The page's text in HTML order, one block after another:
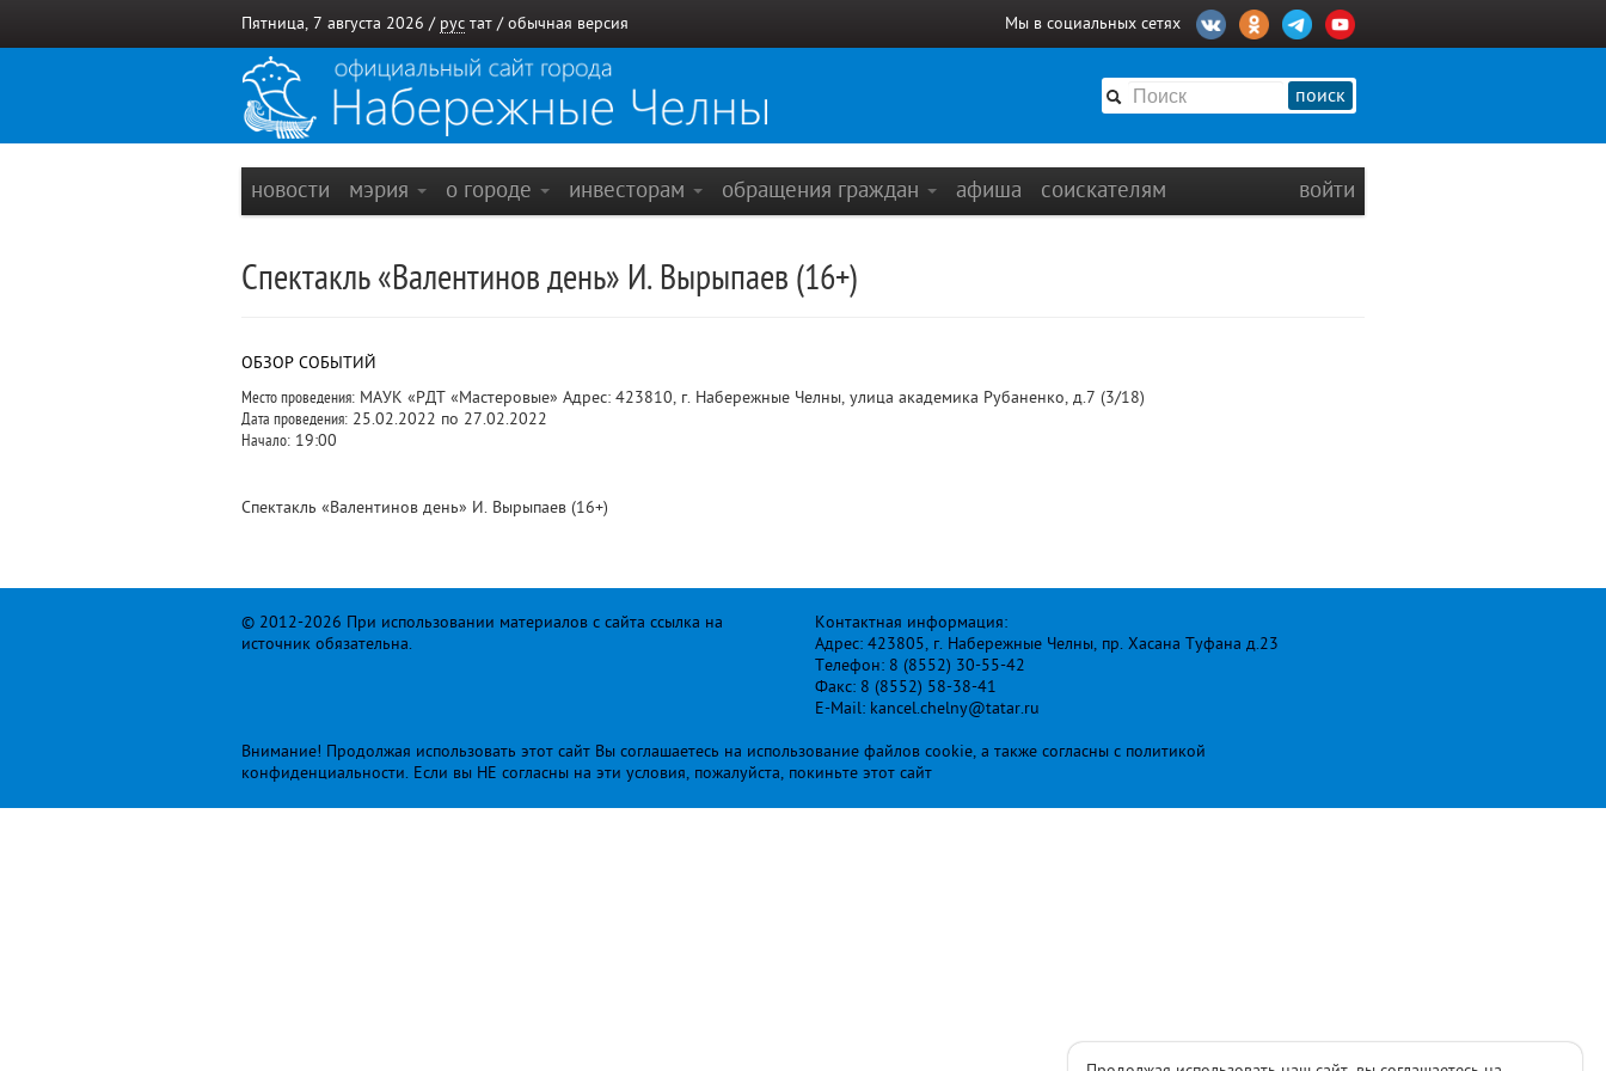
Пятница, 7 августа 2026 / рус тат / обычная версия Мы в социальных сетях
поиск
новости мэрия о городе инвесторам обращения граждан афиша соискателям войти
Спектакль «Валентинов день» И. Вырыпаев (16+)
ОБЗОР СОБЫТИЙ
Место проведения: МАУК «РДТ «Мастеровые» Адрес: 423810, г. Набережные Челны, улица академика Рубаненко, д.7 (3/18)
Дата проведения: 25.02.2022 по 27.02.2022
Начало: 19:00
Спектакль «Валентинов день» И. Вырыпаев (16+)
© 2012-2026 При использовании материалов с сайта ссылка на
источник обязательна.
Контактная информация:
Адрес: 423805, г. Набережные Челны, пр. Хасана Туфана д.23
Телефон: 8 (8552) 30-55-42
Факс: 8 (8552) 58-38-41
E-Mail: kancel.chelny@tatar.ru
Внимание! Продолжая использовать этот сайт Вы соглашаетесь на использование файлов cookie, а также согласны с политикой
конфиденциальности. Если вы НЕ согласны на эти условия, пожалуйста, покиньте этот сайт